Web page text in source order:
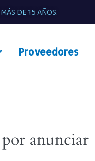
DE 15 AÑOS.
Proveedores
anunciar